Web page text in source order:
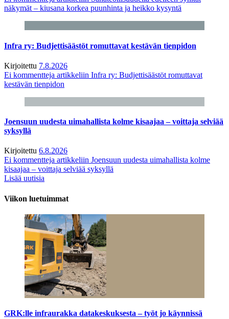
näkymät – kiusana korkea puunhinta ja heikko kysyntä
Infra ry: Budjettisäästöt romuttavat kestävän tienpidon
Kirjoitettu 7.8.2026
Ei kommentteja artikkeliin Infra ry: Budjettisäästöt romuttavat
kestävän tienpidon
Joensuun uudesta uimahallista kolme kisaajaa – voittaja selviää
syksyllä
Kirjoitettu 6.8.2026
Ei kommentteja artikkeliin Joensuun uudesta uimahallista kolme
kisaajaa – voittaja selviää syksyllä
Lisää uutisia
Viikon luetuimmat
GRK:lle infraurakka datakeskuksesta – työt jo käynnissä